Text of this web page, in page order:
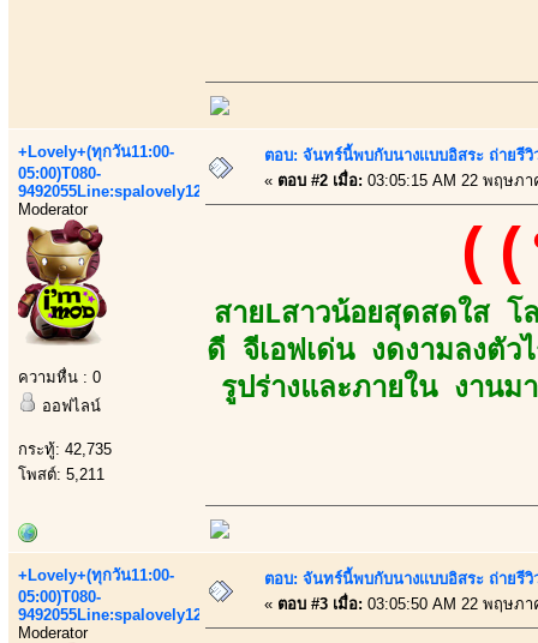
+Lovely+(ทุกวัน11:00-
05:00)T080-
9492055Line:spalovely123
Moderator
ความหื่น : 0
ออฟไลน์
กระทู้: 42,735
โพสต์: 5,211
ตอบ: จันทร์นี้พบกับนางเเบบอิสระ ถ่ายรี
« ตอบ #2 เมื่อ: 03:05:15 AM 22 พฤษภา
((
สายLสาวน้อยสุดสดใส โ
ดี จีเอฟเด่น งดงามลงตัว
รูปร่างและภายใน งาน
+Lovely+(ทุกวัน11:00-
05:00)T080-
9492055Line:spalovely123
Moderator
ตอบ: จันทร์นี้พบกับนางเเบบอิสระ ถ่ายรี
« ตอบ #3 เมื่อ: 03:05:50 AM 22 พฤษภา